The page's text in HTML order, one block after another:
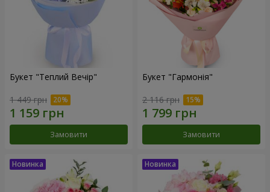
Букет "Теплий Вечір"
1 449 грн
Замовити
Букет "Гармонія"
2 116 грн
Замовити